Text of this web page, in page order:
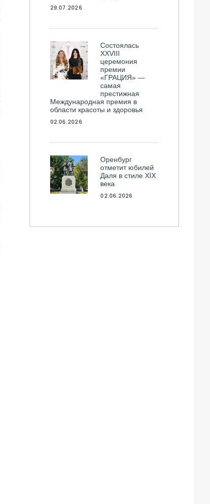
29.07.2026
Состоялась
ХXVIII
церемония
премии
«ГРАЦИЯ» —
самая
престижная
Международная премия в
области красоты и здоровья
02.06.2026
Оренбург
отметит юбилей
Даля в стиле XIX
века
02.06.2026